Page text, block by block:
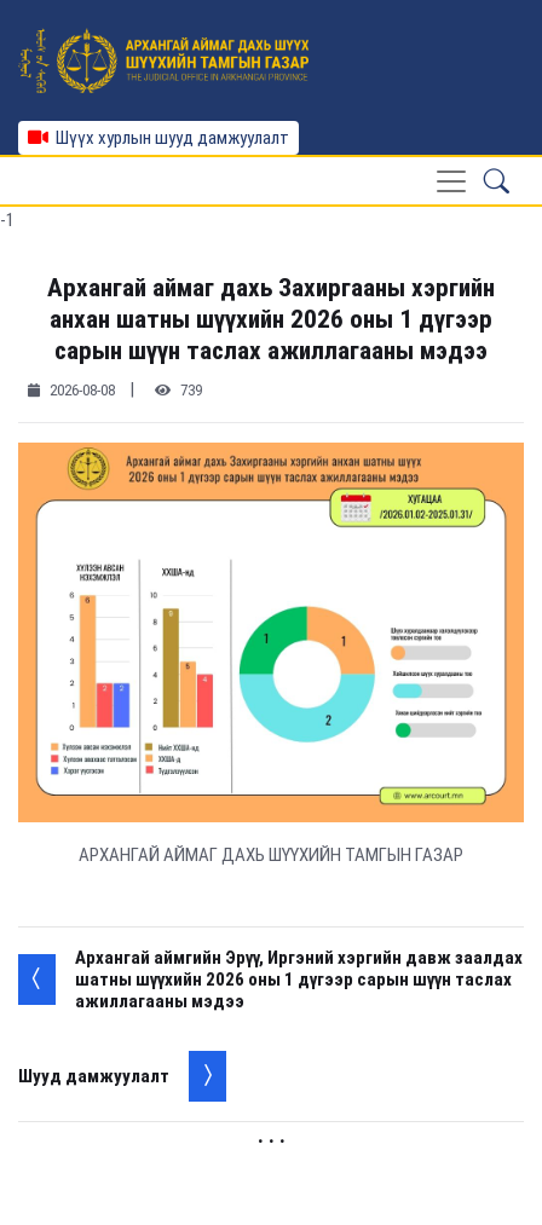
Шүүх хурлын шууд дамжуулалт
-1
Архангай аймаг дахь Захиргааны хэргийн
анхан шатны шүүхийн 2026 оны 1 дүгээр
сарын шүүн таслах ажиллагааны мэдээ
2026-08-08 739
АРХАНГАЙ АЙМАГ ДАХЬ ШҮҮХИЙН ТАМГЫН ГАЗАР
Архангай аймгийн Эрүү, Иргэний хэргийн давж заалдах
шатны шүүхийн 2026 оны 1 дүгээр сарын шүүн таслах
ажиллагааны мэдээ
Шууд дамжуулалт
. . .